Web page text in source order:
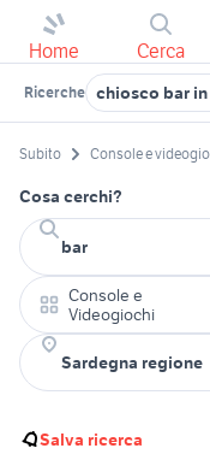
Home Cerca
Ricerche chiosco bar
Subito Console e
Cosa cerchi?
Console e
Videogiochi
Salva ricerca